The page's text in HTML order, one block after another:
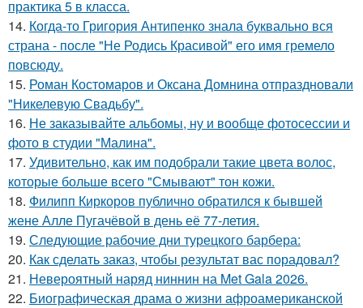
практика 5 в класса.
14. Когда-то Григория Антипенко знала буквально вся
страна - после "Не Родись Красивой" его имя гремело
повсюду.
15. Роман Костомаров и Оксана Домнина отпраздновали
"Никелевую Свадьбу".
16. Не заказывайте альбомы, ну и вообще фотосессии и
фото в студии "Малина".
17. Удивительно, как им подобрали такие цвета волос,
которые больше всего "Смывают" тон кожи.
18. Филипп Киркоров публично обратился к бывшей
жене Алле Пугачёвой в день её 77-летия.
19. Следующие рабочие дни турецкого барбера:
20. Как сделать заказ, чтобы результат вас порадовал?
21. Невероятный наряд ниннин на Met Gala 2026.
22. Биографическая драма о жизни афроамериканской